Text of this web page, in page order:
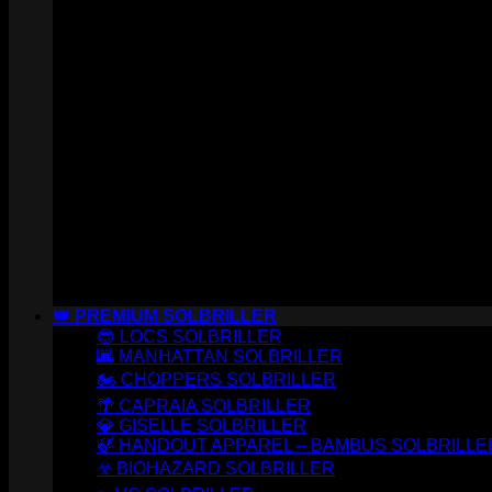
👑 PREMIUM SOLBRILLER
😎 LOCS SOLBRILLER
🌆 MANHATTAN SOLBRILLER
🏍️ CHOPPERS SOLBRILLER
🌴 CAPRAIA SOLBRILLER
💎 GISELLE SOLBRILLER
🍃 HANDOUT APPAREL – BAMBUS
☣️ BIOHAZARD SOLBRILLER